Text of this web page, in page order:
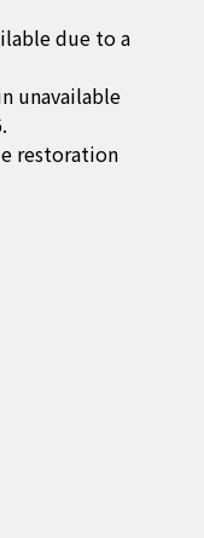
due to a
unavailable
restoration